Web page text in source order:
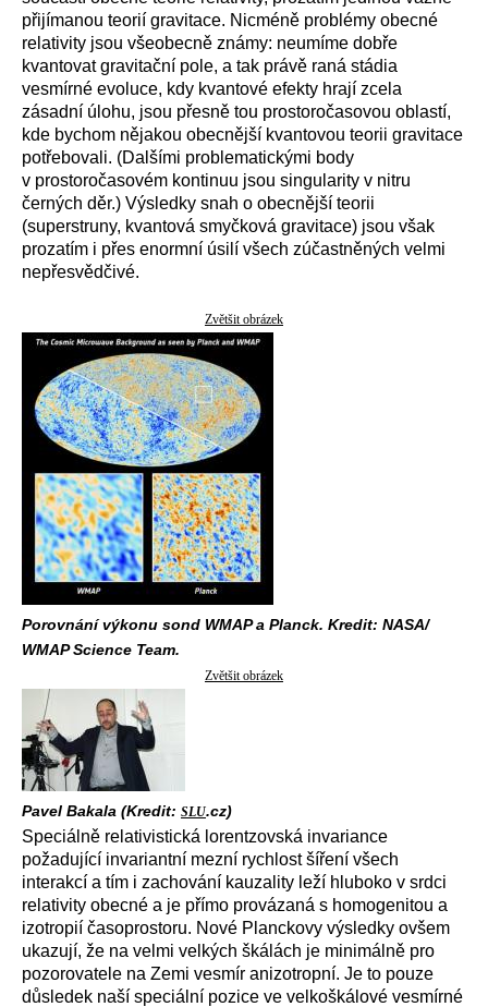
přijímanou teorií gravitace. Nicméně problémy obecné
relativity jsou všeobecně známy: neumíme dobře
kvantovat gravitační pole, a tak právě raná stádia
vesmírné evoluce, kdy kvantové efekty hrají zcela
zásadní úlohu, jsou přesně tou prostoročasovou oblastí,
kde bychom nějakou obecnější kvantovou teorii gravitace
potřebovali. (Dalšími problematickými body
v prostoročasovém kontinuu jsou singularity v nitru
černých děr.) Výsledky snah o obecnější teorii
(superstruny, kvantová smyčková gravitace) jsou však
prozatím i přes enormní úsilí všech zúčastněných velmi
nepřesvědčivé.
Zvětšit obrázek
Porovnání výkonu sond WMAP a Planck. Kredit: NASA/
WMAP Science Team.
Zvětšit obrázek
Pavel Bakala (Kredit: SLU.cz)
Speciálně relativistická lorentzovská invariance
požadující invariantní mezní rychlost šíření všech
interakcí a tím i zachování kauzality leží hluboko v srdci
relativity obecné a je přímo provázaná s homogenitou a
izotropií časoprostoru. Nové Planckovy výsledky ovšem
ukazují, že na velmi velkých škálách je minimálně pro
pozorovatele na Zemi vesmír anizotropní. Je to pouze
důsledek naší speciální pozice ve velkoškálové vesmírné